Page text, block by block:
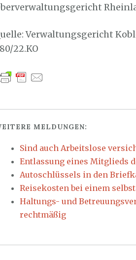
Verwaltungsgericht
22.KO
MELDUNGEN:
Sind auch Arbeitslose
Entlassung eines Mitglieds
Autoschlüssels in den
Reisekosten bei einem
Haltungs- und
rechtmäßig